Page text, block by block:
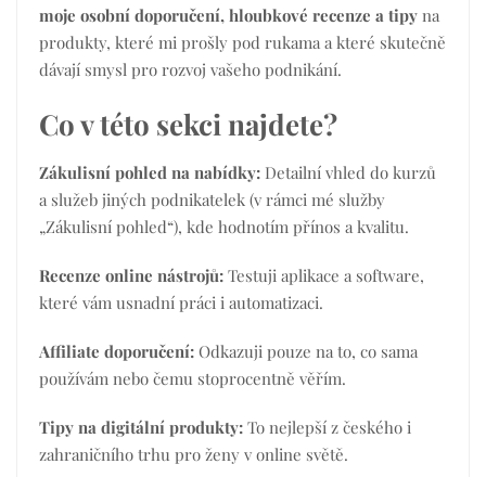
moje osobní doporučení, hloubkové recenze a tipy na
produkty, které mi prošly pod rukama a které skutečně
dávají smysl pro rozvoj vašeho podnikání.
Co v této sekci najdete?
Zákulisní pohled na nabídky: Detailní vhled do kurzů
a služeb jiných podnikatelek (v rámci mé služby
„Zákulisní pohled“), kde hodnotím přínos a kvalitu.
Recenze online nástrojů: Testuji aplikace a software,
které vám usnadní práci i automatizaci.
Affiliate doporučení: Odkazuji pouze na to, co sama
používám nebo čemu stoprocentně věřím.
Tipy na digitální produkty: To nejlepší z českého i
zahraničního trhu pro ženy v online světě.